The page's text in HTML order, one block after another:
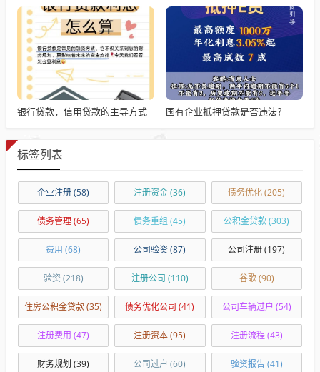
银行贷款，信用贷款的主导方式 国有企业抵押贷款是否违法？
标签列表
企业注册(58) 注册资金(36) 债务优化(205)
债务管理(65) 债务重组(45) 公积金贷款(303)
费用 (68) 公司验资(87) 公司注册(197)
验资 (218) 注册公司 (110) 谷歌(90)
住房公积金贷款(35) 债务优化公司 (41) 公司车辆过户 (54)
注册费用 (47) 注册资本(95) 注册流程(43)
财务规划 (39) 公司过户 (60) 验资报告(41)